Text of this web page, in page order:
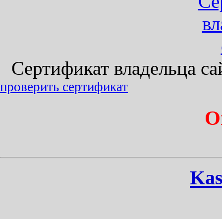
Сертификат владельца
проверить сертификат